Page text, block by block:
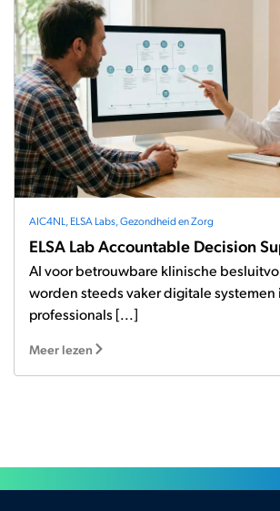
AIC4NL,ELSA Labs,Gezondheid en Zorg
ELSA Lab Accountable Decision
AI voor betrouwbare klinische
worden steeds vaker digitale systemen
professionals [...]
Meer lezen